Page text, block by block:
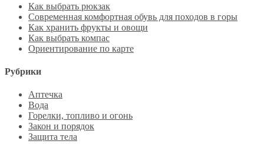
Как выбрать рюкзак
Современная комфортная обувь для походов в горы
Как хранить фрукты и овощи
Как выбрать компас
Ориентирование по карте
Рубрики
Аптечка
Вода
Горелки, топливо и огонь
Закон и порядок
Защита тела